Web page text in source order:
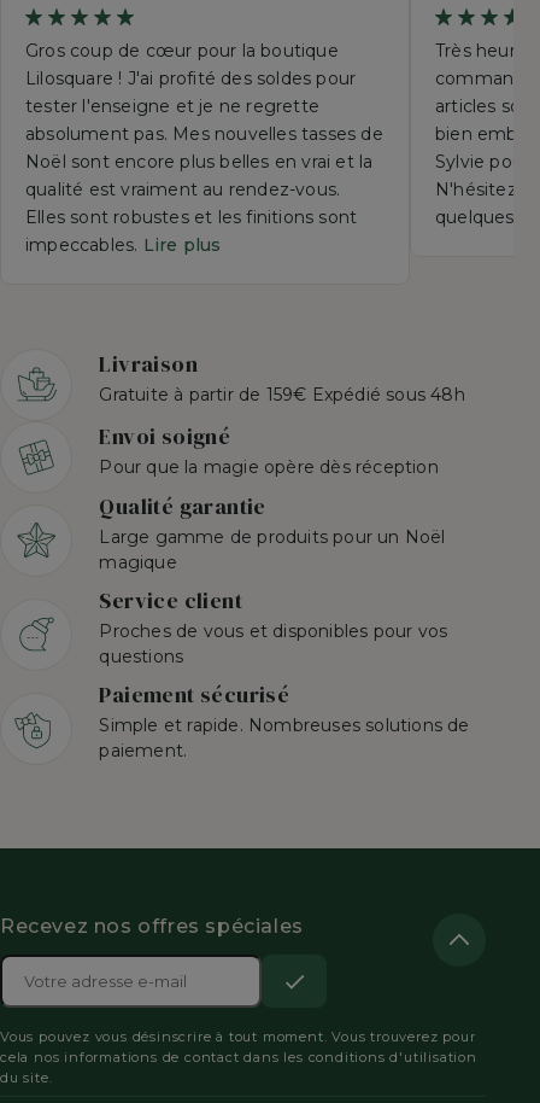
Gros coup de cœur pour la boutique
Lilosquare ! J'ai profité des soldes pour
tester l'enseigne et je ne regrette
absolument pas. Mes nouvelles tasses de
Noël sont encore plus belles en vrai et la
qualité est vraiment au rendez-vous.
Elles sont robustes et les finitions sont
impeccables. Lire plus
Très
commande
articles
bien
Sylvie pour
N'hésitez
quelques
Livraison
Gratuite à partir de 159€ Expédié sous 48h
Envoi soigné
Pour que la magie opère dès réception
Qualité garantie
Large gamme de produits pour un Noël
magique
Service client
Proches de vous et disponibles pour vos
questions
Paiement sécurisé
Simple et rapide. Nombreuses solutions de
paiement.
Recevez nos offres spéciales
Adresse
e-

les
Vous pouvez vous désinscrire à tout moment. Vous trouverez pour
cela nos informations de contact dans les conditions d'utilisation
du site.